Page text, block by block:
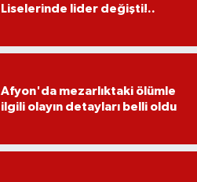
Liselerinde lider değişti!..
Afyon'da mezarlıktaki ölümle
ilgili olayın detayları belli oldu